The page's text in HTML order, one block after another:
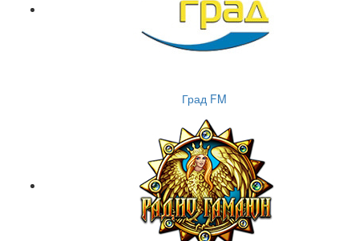
Град FM